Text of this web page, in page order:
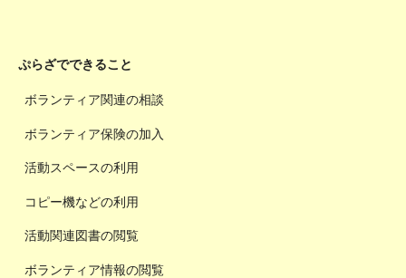
ぷらざでできること
ボランティア関連の相談
ボランティア保険の加入
活動スペースの利用
コピー機などの利用
活動関連図書の閲覧
ボランティア情報の閲覧